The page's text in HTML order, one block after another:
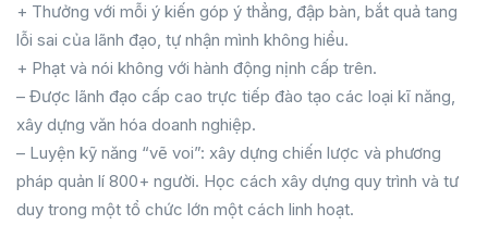
+ Thưởng với mỗi ý kiến góp ý thẳng, đập bàn, bắt quả tang
lỗi sai của lãnh đạo, tự nhận mình không hiểu.
+ Phạt và nói không với hành động nịnh cấp trên.
– Được lãnh đạo cấp cao trực tiếp đào tạo các loại kĩ năng,
xây dựng văn hóa doanh nghiệp.
– Luyện kỹ năng “vẽ voi”: xây dựng chiến lược và phương
pháp quản lí 800+ người. Học cách xây dựng quy trình và tư
duy trong một tổ chức lớn một cách linh hoạt.